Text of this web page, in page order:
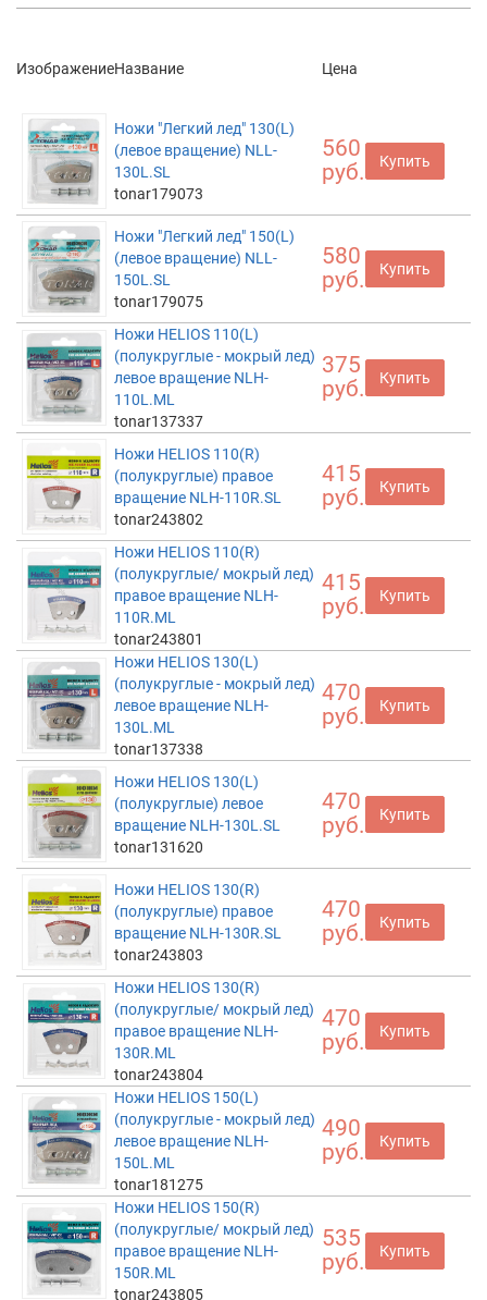
ИзображениеНазвание Цена
Ножи "Легкий лед" 130(L)
(левое вращение) NLL-
130L.SL
tonar179073
560
руб.
Купить
Ножи "Легкий лед" 150(L)
(левое вращение) NLL-
150L.SL
tonar179075
580
руб.
Купить
Ножи HELIOS 110(L)
(полукруглые - мокрый лед)
левое вращение NLH-
110L.ML
tonar137337
375
руб.
Купить
Ножи HELIOS 110(R)
(полукруглые) правое
вращение NLH-110R.SL
tonar243802
415
руб.
Купить
Ножи HELIOS 110(R)
(полукруглые/ мокрый лед)
правое вращение NLH-
110R.ML
tonar243801
415
руб.
Купить
Ножи HELIOS 130(L)
(полукруглые - мокрый лед)
левое вращение NLH-
130L.ML
tonar137338
470
руб.
Купить
Ножи HELIOS 130(L)
(полукруглые) левое
вращение NLH-130L.SL
tonar131620
470
руб.
Купить
Ножи HELIOS 130(R)
(полукруглые) правое
вращение NLH-130R.SL
tonar243803
470
руб.
Купить
Ножи HELIOS 130(R)
(полукруглые/ мокрый лед)
правое вращение NLH-
130R.ML
tonar243804
470
руб.
Купить
Ножи HELIOS 150(L)
(полукруглые - мокрый лед)
левое вращение NLH-
150L.ML
tonar181275
490
руб.
Купить
Ножи HELIOS 150(R)
(полукруглые/ мокрый лед)
правое вращение NLH-
150R.ML
tonar243805
535
руб.
Купить